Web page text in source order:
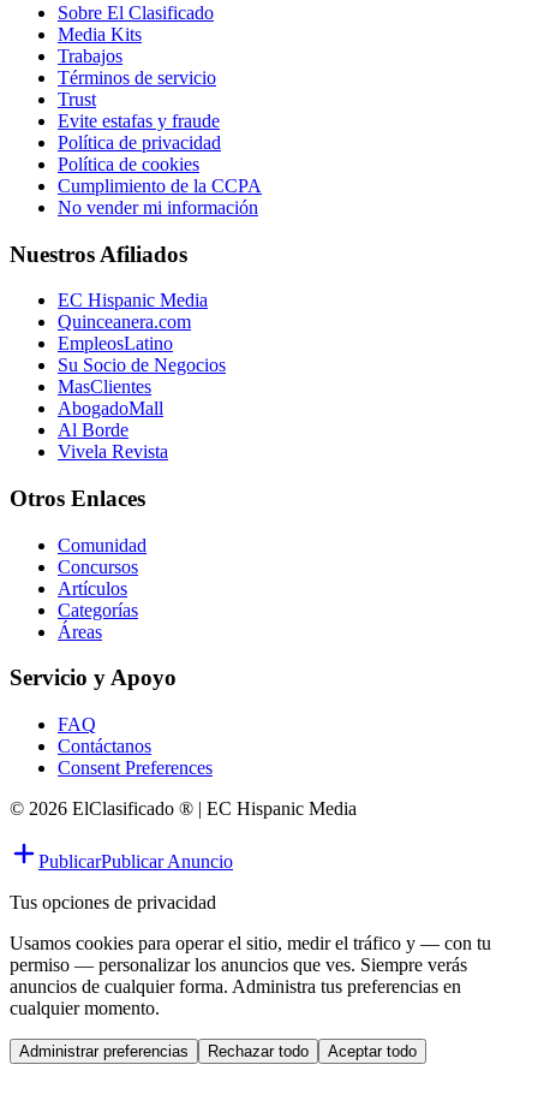
Sobre El Clasificado
Media Kits
Trabajos
Términos de servicio
Trust
Evite estafas y fraude
Política de privacidad
Política de cookies
Cumplimiento de la CCPA
No vender mi información
Nuestros Afiliados
EC Hispanic Media
Quinceanera.com
EmpleosLatino
Su Socio de Negocios
MasClientes
AbogadoMall
Al Borde
Vivela Revista
Otros Enlaces
Comunidad
Concursos
Artículos
Categorías
Áreas
Servicio y Apoyo
FAQ
Contáctanos
Consent Preferences
© 2026 ElClasificado ® | EC Hispanic Media
PublicarPublicar Anuncio
Tus opciones de privacidad
Usamos cookies para operar el sitio, medir el tráfico y — con tu
permiso — personalizar los anuncios que ves. Siempre verás
anuncios de cualquier forma. Administra tus preferencias en
cualquier momento.
Administrar preferencias Rechazar todo Aceptar todo